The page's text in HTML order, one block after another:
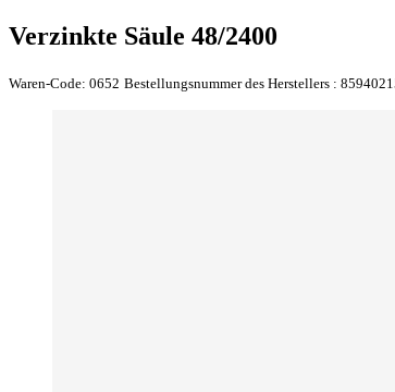
Verzinkte Säule 48/2400
Waren-Code: 0652 Bestellungsnummer des Herstellers :